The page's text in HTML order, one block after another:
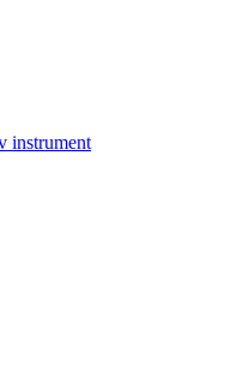
instrument